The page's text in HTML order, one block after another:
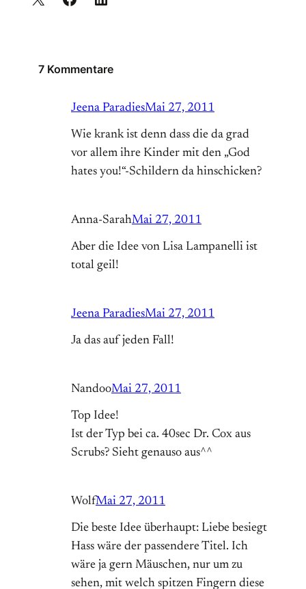
7 Kommentare
Jeena ParadiesMai 27, 2011
Wie krank ist denn dass die da grad
vor allem ihre Kinder mit den „God
hates you!“-Schildern da hinschicken?
Anna-SarahMai 27, 2011
Aber die Idee von Lisa Lampanelli ist
total geil!
Jeena ParadiesMai 27, 2011
Ja das auf jeden Fall!
NandooMai 27, 2011
Top Idee!
Ist der Typ bei ca. 40sec Dr. Cox aus
Scrubs? Sieht genauso aus^^
WolfMai 27, 2011
Die beste Idee überhaupt: Liebe besiegt
Hass wäre der passendere Titel. Ich
wäre ja gern Mäuschen, nur um zu
sehen, mit welch spitzen Fingern diese